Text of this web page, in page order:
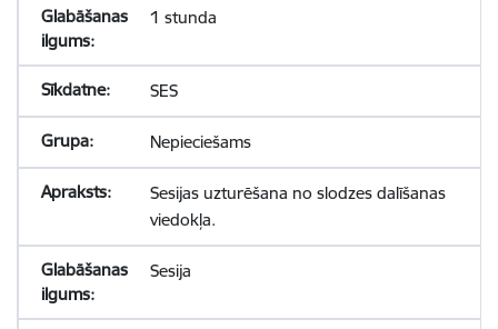
1 stunda
SES
Nepieciešams
Sesijas uzturēšana no slodzes dalīšanas
viedokļa.
Sesija